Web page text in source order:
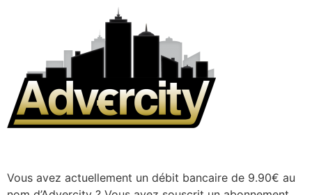
Vous avez actuellement un débit bancaire de 9.90€ au